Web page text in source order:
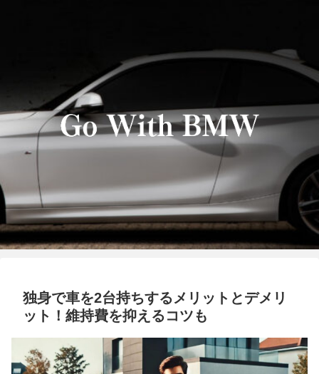
独身で車を2台持ちするメリットとデメリ
ット！維持費を抑えるコツも